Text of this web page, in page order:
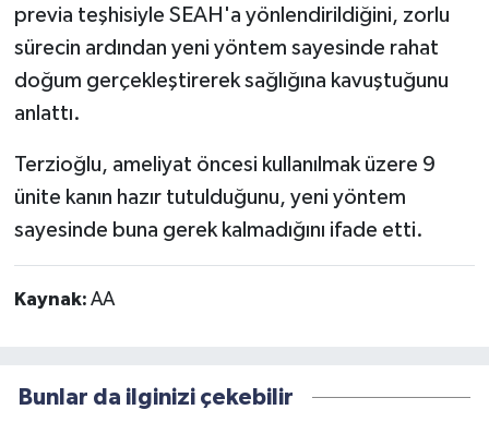
previa teşhisiyle SEAH'a yönlendirildiğini, zorlu
sürecin ardından yeni yöntem sayesinde rahat
doğum gerçekleştirerek sağlığına kavuştuğunu
anlattı.
Terzioğlu, ameliyat öncesi kullanılmak üzere 9
ünite kanın hazır tutulduğunu, yeni yöntem
sayesinde buna gerek kalmadığını ifade etti.
Kaynak: AA
Bunlar da ilginizi çekebilir